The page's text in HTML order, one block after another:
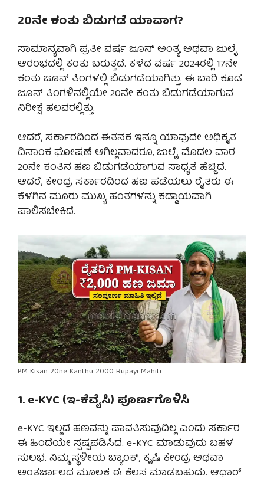
20ನೇ ಕಂತು ಬಿಡುಗಡೆ ಯಾವಾಗ?
ಸಾಮಾನ್ಯವಾಗಿ ಪ್ರತೀ ವರ್ಷ ಜೂನ್ ಅಂತ್ಯ ಅಥವಾ ಜುಲೈ
ಆರಂಭದಲ್ಲಿ ಕಂತು ಬರುತ್ತದೆ. ಕಳೆದ ವರ್ಷ 2024ರಲ್ಲಿ 17ನೇ
ಕಂತು ಜೂನ್ ತಿಂಗಳಲ್ಲಿ ಬಿಡುಗಡೆಯಾಗಿತ್ತು. ಈ ಬಾರಿ ಕೂಡ
ಜೂನ್ ತಿಂಗಳಿನಲ್ಲಿಯೇ 20ನೇ ಕಂತು ಬಿಡುಗಡೆಯಾಗುವ
ನಿರೀಕ್ಷೆ ಹಲವರಲ್ಲಿತ್ತು.
ಆದರೆ, ಸರ್ಕಾರದಿಂದ ಈತನಕ ಇನ್ನೂ ಯಾವುದೇ ಅಧಿಕೃತ
ದಿನಾಂಕ ಘೋಷಣೆ ಆಗಿಲ್ಲವಾದರೂ, ಜುಲೈ ಮೊದಲ ವಾರ
20ನೇ ಕಂತಿನ ಹಣ ಬಿಡುಗಡೆಯಾಗುವ ಸಾಧ್ಯತೆ ಹೆಚ್ಚಿದೆ.
ಆದರೆ, ಕೇಂದ್ರ ಸರ್ಕಾರದಿಂದ ಹಣ ಪಡೆಯಲು ರೈತರು ಈ
ಕೆಳಗಿನ ಮೂರು ಮುಖ್ಯ ಹಂತಗಳನ್ನು ಕಡ್ಡಾಯವಾಗಿ
ಪಾಲಿಸಬೇಕಿದೆ.
PM Kisan 20ne Kanthu 2000 Rupayi Mahiti
1. e-KYC (ಇ-ಕೆವೈಸಿ) ಪೂರ್ಣಗೊಳಿಸಿ
e-KYC ಇಲ್ಲದೆ ಹಣವನ್ನು ಪಾವತಿಸುವುದಿಲ್ಲ ಎಂದು ಸರ್ಕಾರ
ಈ ಹಿಂದೆಯೇ ಸ್ಪಷ್ಟಪಡಿಸಿದೆ. e-KYC ಮಾಡುವುದು ಬಹಳ
ಸುಲಭ. ನಿಮ್ಮ ಸ್ಥಳೀಯ ಬ್ಯಾಂಕ್, ಕೃಷಿ ಕೇಂದ್ರ ಅಥವಾ
ಅಂತರ್ಜಾಲದ ಮೂಲಕ ಈ ಕೆಲಸ ಮಾಡಬಹುದು. ಆಧಾರ್